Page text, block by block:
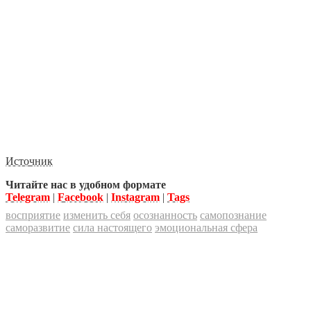
Источник
Читайте нас в удобном формате
Telegram | Facebook | Instagram | Tags
восприятие изменить себя осознанность самопознание
саморазвитие сила настоящего эмоциональная сфера